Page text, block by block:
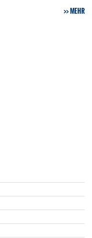
MEHR